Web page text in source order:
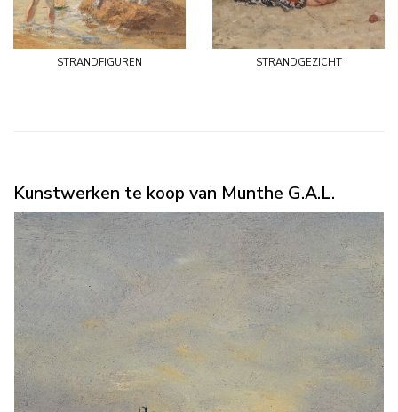
strandfiguren strandgezicht
Kunstwerken te koop van Munthe G.A.L.